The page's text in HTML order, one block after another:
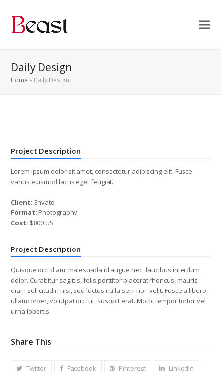
Daily Design
Home » Daily Design
Project Description
Lorem ipsum dolor sit amet, consectetur adipiscing elit. Fusce
varius euismod lacus eget feugiat.
Client: Envato
Format: Photography
Cost: $800 US
Project Description
Quisque orci diam, malesuada id augue nec, faucibus interdum
dolor. Curabitur sagittis, felis porttitor placerat rhoncus, mauris
diam sollicitudin nisl, sed luctus nulla sem non velit. Fusce a libero
ullamcorper, volutpat orci ut, suscipit erat. Morbi tempor tortor vel
urna lobortis.
Share This
Twitter Facebook Pinterest LinkedIn